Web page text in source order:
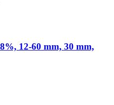
12-60 mm, 30 mm,